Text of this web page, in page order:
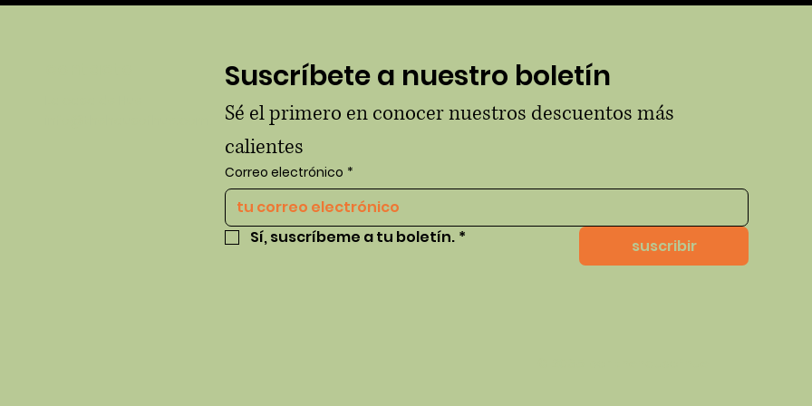
Suscríbete a nuestro boletín
Sé el primero en conocer nuestros descuentos más
calientes
Correo electrónico *
Sí, suscríbeme a tu boletín. * suscribir